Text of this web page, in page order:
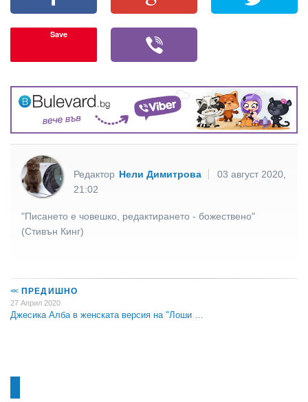
Save
Редактор Нели Димитрова
03 август 2020,
21:02
"Писането е човешко, редактирането - божествено"
(Стивън Кинг)
<<ПРЕДИШНО
27 Април 2020
Джесика Алба в женската версия на "Лоши …